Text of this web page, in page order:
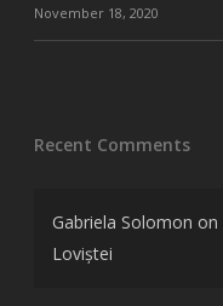
November 18, 2020
Recent Comments
Gabriela Solomon on
Loviștei